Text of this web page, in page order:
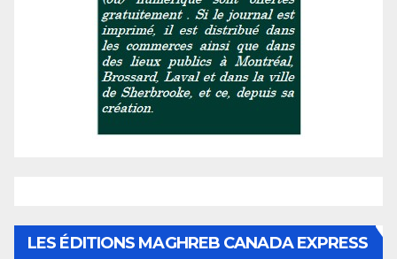
LES ÉDITIONS MAGHREB CANADA EXPRESS